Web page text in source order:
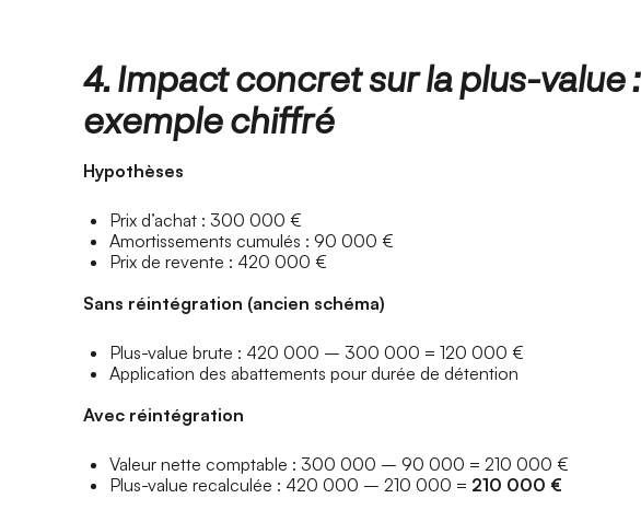
4. Impact concret sur la plus-value :
exemple chiffré
Hypothèses
Prix d’achat : 300 000 €
Amortissements cumulés : 90 000 €
Prix de revente : 420 000 €
Sans réintégration (ancien schéma)
Plus-value brute : 420 000 – 300 000 = 120 000 €
Application des abattements pour durée de détention
Avec réintégration
Valeur nette comptable : 300 000 – 90 000 = 210 000 €
Plus-value recalculée : 420 000 – 210 000 = 210 000 €